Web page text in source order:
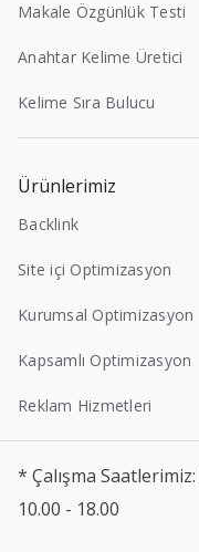
Makale Özgünlük Testi
Anahtar Kelime Üretici
Kelime Sıra Bulucu
Ürünlerimiz
Backlink
Site içi Optimizasyon
Kurumsal Optimizasyon
Kapsamlı Optimizasyon
Reklam Hizmetleri
* Çalışma
10.00 - 18.00